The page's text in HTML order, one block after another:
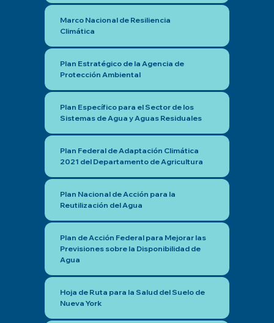
Marco Nacional de Resiliencia
Climática
Plan Estratégico de la Agencia de
Protección Ambiental
Plan Específico para el Sector de los
Sistemas de Agua y Aguas Residuales
Plan Federal de Adaptación Climática
2021 del Departamento de Agricultura
Plan Nacional de Acción para la
Reutilización del Agua
Plan de Acción Federal para Mejorar las
Previsiones sobre la Disponibilidad de
Agua
Hoja de Ruta para la Salud del Suelo de
Nueva York